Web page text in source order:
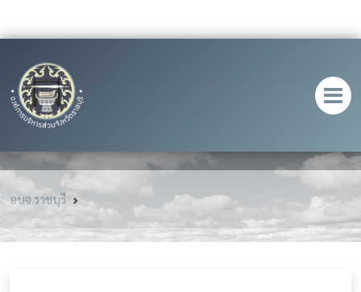
อบจ.ราชบุรี